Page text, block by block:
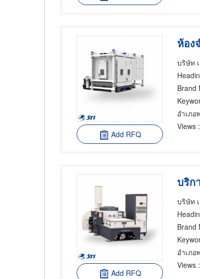
Add RFQ
ห้อง
Brand
อำเภอ
Views
Add RFQ
บริก
Brand
อำเภอ
Views